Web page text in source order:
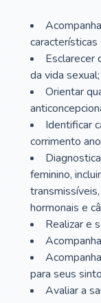
características
Esclarecer
da vida sexual;
Orientar
Identificar
corrimento
feminino,
hormonais e
Realizar e
para seus
Avaliar a